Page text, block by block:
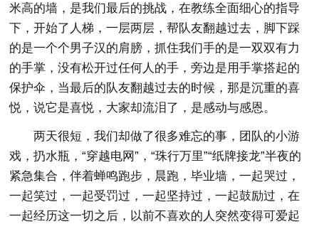
米高的墙，是我们最后的挑战，在教练全面细心的指导
下，开始了人梯，一层两层，帮队友翻越过去，脚下踩
的是一个个男子汉的肩膀，抓住我们手的是一双双有力
的手掌，没有松开过任何人的手，旁边是用手掌搭起的
保护伞，当最后的队友翻越过去的时候，那是沉重的喜
悦，说它是喜悦，大家却流泪了，是感动与感恩。
两天很短，我们却做了很多难忘的事，团队的小游
戏，扔水瓶，“穿越电网”，“珠行万里”“纸牌接龙”半夜的
紧急集合，伴着蝉鸣跑步，晨跑，毕业墙，一起哭过，
一起笑过，一起受罚过，一起坚持过，一起鼓励过，在
一起经历这一切之后，以前不喜欢的人突然变得可爱起